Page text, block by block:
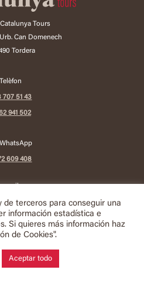
Tours
Can Domenech
Tordera
Telèfon
707 51 43
941 502
WhatsApp
609 408
mail
de Privacitat
de Cookies
i Ús de la Web
de Contractació
de terceros para conseguir una
información estadística e
Si quieres más información haz
de Cookies".
Aceptar todo